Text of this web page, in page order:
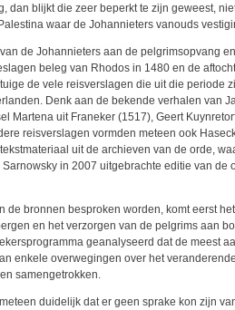
dan blijkt die zeer beperkt te zijn geweest,
waar de Johannieters vanouds
de Johannieters aan de pelgrimsopvang
beleg van Rhodos in 1480 en de
de vele reisverslagen die uit die periode
Denk aan de bekende verhalen van
Martena uit Franeker (1517), Geert
reisverslagen vormden meteen ook
uit de archieven van de orde,
in 2007 uitgebrachte editie van de
de bronnen besproken worden, komt eerst
en het verzorgen van de pelgrims aan
geanalyseerd dat de meest
enkele overwegingen over het
samengetrokken.
duidelijk dat er geen sprake kon zijn